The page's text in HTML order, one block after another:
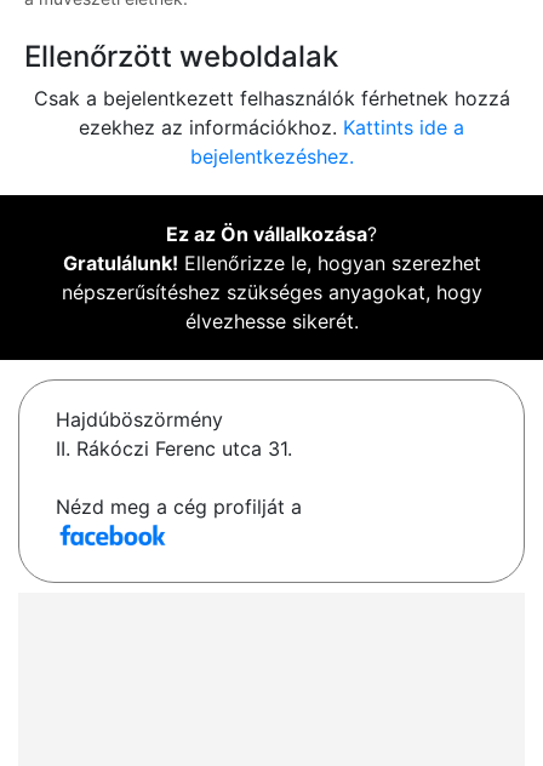
Ellenőrzött weboldalak
Csak a bejelentkezett felhasználók férhetnek hozzá
ezekhez az információkhoz. Kattints ide a
bejelentkezéshez.
Ez az Ön vállalkozása?
Gratulálunk! Ellenőrizze le, hogyan szerezhet
népszerűsítéshez szükséges anyagokat, hogy
élvezhesse sikerét.
Hajdúböszörmény
II. Rákóczi Ferenc utca 31.
Nézd meg a cég profilját a